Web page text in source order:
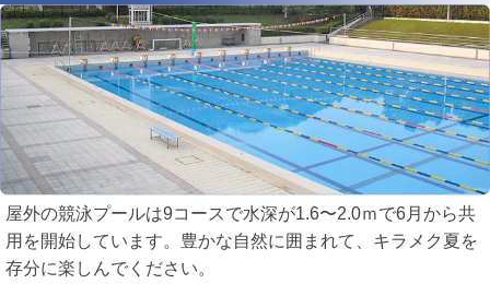
屋外の競泳プールは9コースで水深が1.6〜2.0ｍで6月から共
用を開始しています。豊かな自然に囲まれて、キラメク夏を
存分に楽しんでください。